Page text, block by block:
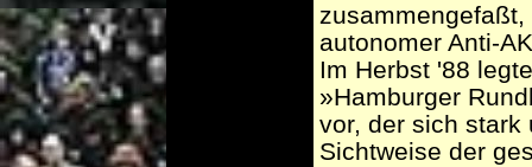
autonomer Anti-
Im Herbst '88
»Hamburger
vor, der sich stark
Sichtweise der